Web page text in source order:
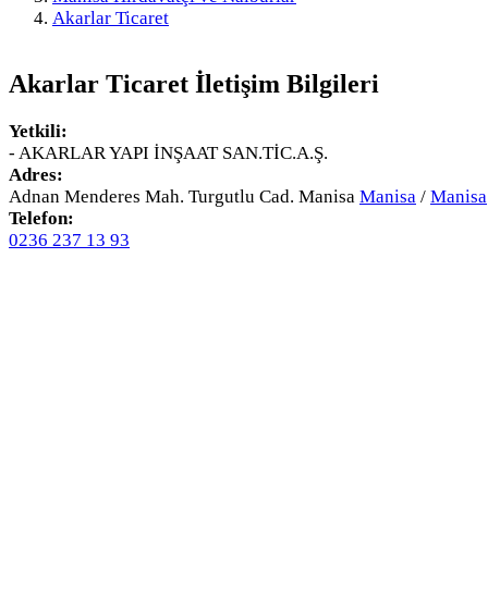
Akarlar Ticaret
Akarlar Ticaret İletişim Bilgileri
Yetkili:
- AKARLAR YAPI İNŞAAT SAN.TİC.A.Ş.
Adres:
Adnan Menderes Mah. Turgutlu Cad. Manisa Manisa / Manisa
Telefon:
0236 237 13 93